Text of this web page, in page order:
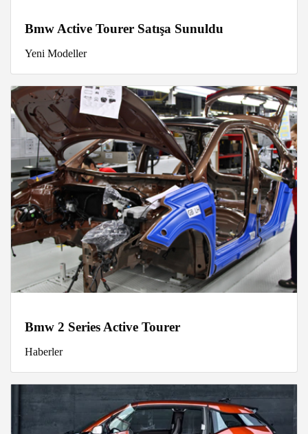
Bmw Active Tourer Satışa Sunuldu
Yeni Modeller
Bmw 2 Series Active Tourer
Haberler